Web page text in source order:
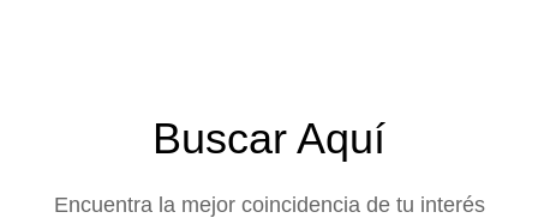
Buscar Aquí
Encuentra la mejor coincidencia de tu interés